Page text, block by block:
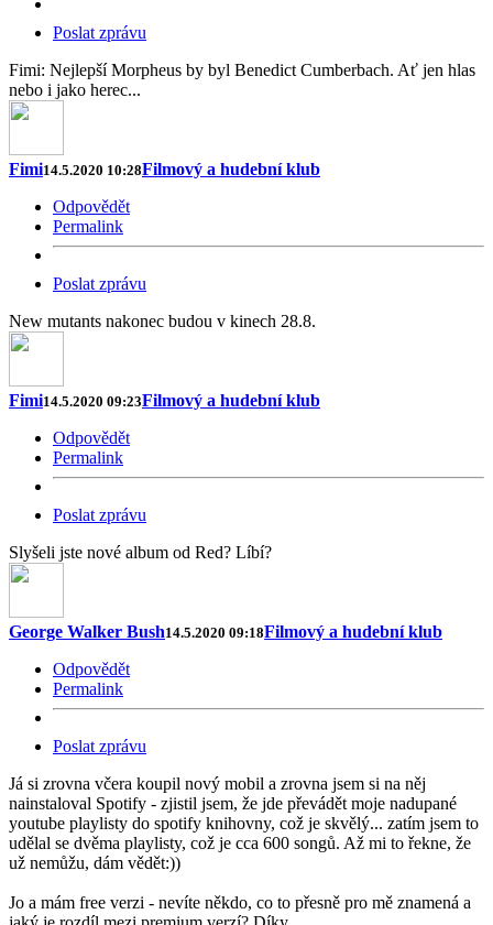
Poslat zprávu
Fimi: Nejlepší Morpheus by byl Benedict Cumberbach. Ať jen hlas
nebo i jako herec...
Fimi14.5.2020 10:28Filmový a hudební klub
Odpovědět
Permalink
Poslat zprávu
New mutants nakonec budou v kinech 28.8.
Fimi14.5.2020 09:23Filmový a hudební klub
Odpovědět
Permalink
Poslat zprávu
Slyšeli jste nové album od Red? Líbí?
George Walker Bush14.5.2020 09:18Filmový a hudební klub
Odpovědět
Permalink
Poslat zprávu
Já si zrovna včera koupil nový mobil a zrovna jsem si na něj
nainstaloval Spotify - zjistil jsem, že jde převádět moje nadupané
youtube playlisty do spotify knihovny, což je skvělý... zatím jsem to
udělal se dvěma playlisty, což je cca 600 songů. Až mi to řekne, že
už nemůžu, dám vědět:))
Jo a mám free verzi - nevíte někdo, co to přesně pro mě znamená a